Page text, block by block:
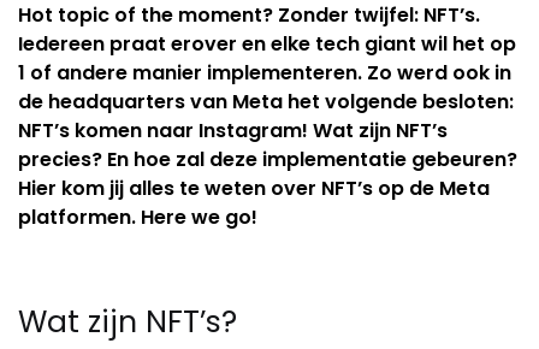
Hot topic of the moment? Zonder twijfel: NFT’s.
Iedereen praat erover en elke tech giant wil het op
1 of andere manier implementeren. Zo werd ook in
de headquarters van Meta het volgende besloten:
NFT’s komen naar Instagram! Wat zijn NFT’s
precies? En hoe zal deze implementatie gebeuren?
Hier kom jij alles te weten over NFT’s op de Meta
platformen. Here we go!
Wat zijn NFT’s?